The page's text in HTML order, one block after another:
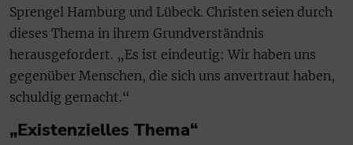
Sprengel Hamburg und Lübeck. Christen seien durch
dieses Thema in ihrem Grundverständnis
herausgefordert. „Es ist eindeutig: Wir haben uns
gegenüber Menschen, die sich uns anvertraut haben,
schuldig gemacht.“
„Existenzielles Thema“